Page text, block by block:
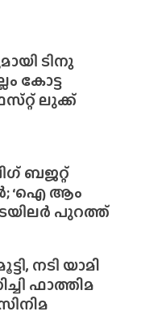
ടിനു
കോട്ട
ലുക്ക്
ബജറ്റ്
‘ഐ ആം
പുറത്ത്
നടി യാമി
ഫാത്തിമ